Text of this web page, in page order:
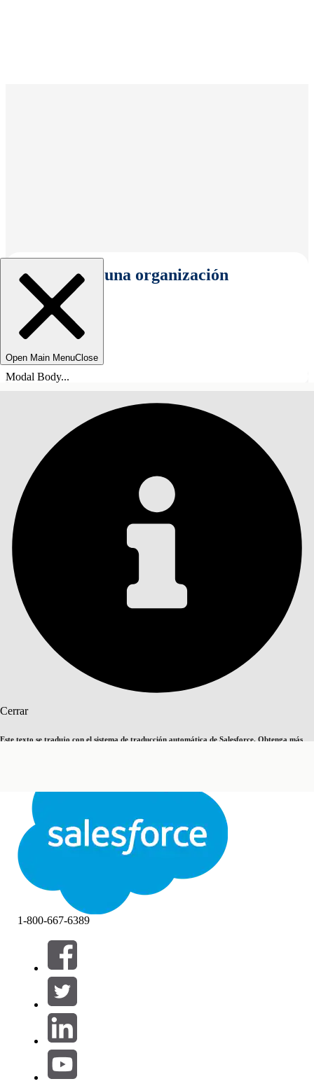
Seleccionar una organización
Open Main MenuClose
Modal Body...
Cerrar
Este texto se tradujo con el sistema de traducción automática de Salesforce. Obtenga más
Cerrar Cerrar
Índice de materias
ÍNDICE DE MATERIAS
Buscar
Filtros (0)
SELECCIONAR FILTROS
Área de productos
1-800-667-6389